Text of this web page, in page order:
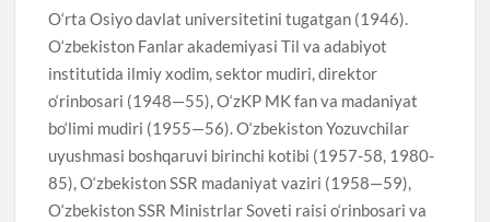
O‘rta Osiyo davlat universitetini tugatgan (1946).
O‘zbekiston Fanlar akademiyasi Til va adabiyot
institutida ilmiy xodim, sektor mudiri, direktor
o‘rinbosari (1948—55), O‘zKP MK fan va madaniyat
bo‘limi mudiri (1955—56). O‘zbekiston Yozuvchilar
uyushmasi boshqaruvi birinchi kotibi (1957-58, 1980-
85), O‘zbekiston SSR madaniyat vaziri (1958—59),
O‘zbekiston SSR Ministrlar Soveti raisi o‘rinbosari va